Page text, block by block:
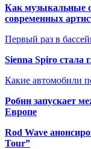
Как музыкальные
современных
Первый раз в
Sienna Spiro стала
Какие автомобили
Робин запускает
Европе
Rod Wave
Tour”